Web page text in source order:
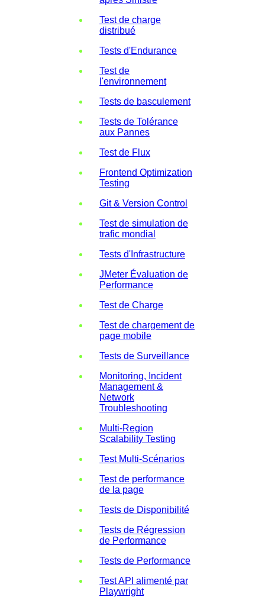
Test de charge
distribué
Tests d'Endurance
Test de
l'environnement
Tests de basculement
Tests de Tolérance
aux Pannes
Test de Flux
Frontend Optimization
Testing
Git & Version Control
Test de simulation de
trafic mondial
Tests d'Infrastructure
JMeter Évaluation de
Performance
Test de Charge
Test de chargement de
page mobile
Tests de Surveillance
Monitoring, Incident
Management &
Network
Troubleshooting
Multi-Region
Scalability Testing
Test Multi-Scénarios
Test de performance
de la page
Tests de Disponibilité
Tests de Régression
de Performance
Tests de Performance
Test API alimenté par
Playwright